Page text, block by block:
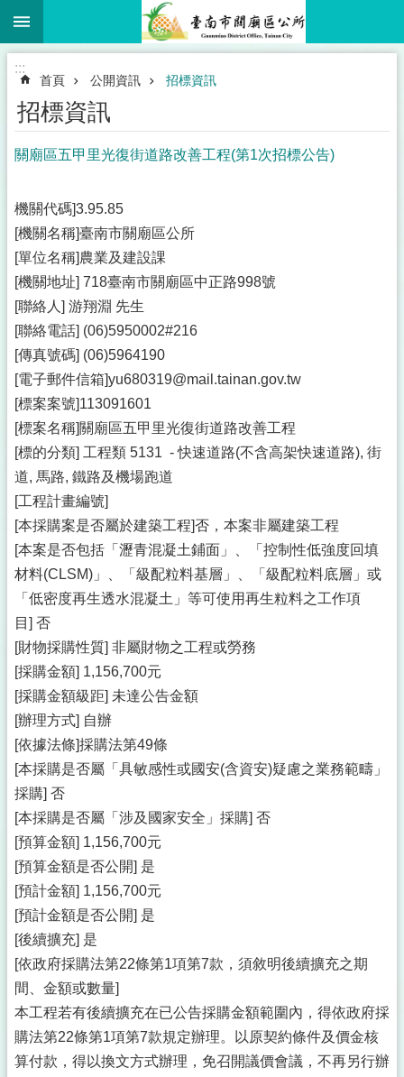
跳到主要內容區塊
:::
首頁 公開資訊 招標資訊
招標資訊
關廟區五甲里光復街道路改善工程(第1次招標公告)
機關代碼]3.95.85
[機關名稱]臺南市關廟區公所
[單位名稱]農業及建設課
[機關地址] 718臺南市關廟區中正路998號
[聯絡人] 游翔淵 先生
[聯絡電話] (06)5950002#216
[傳真號碼] (06)5964190
[電子郵件信箱]yu680319@mail.tainan.gov.tw
[標案案號]113091601
[標案名稱]關廟區五甲里光復街道路改善工程
[標的分類] 工程類 5131 - 快速道路(不含高架快速道路), 街
道, 馬路, 鐵路及機場跑道
[工程計畫編號]
[本採購案是否屬於建築工程]否，本案非屬建築工程
[本案是否包括「瀝青混凝土鋪面」、「控制性低強度回填
材料(CLSM)」、「級配粒料基層」、「級配粒料底層」或
「低密度再生透水混凝土」等可使用再生粒料之工作項
目] 否
[財物採購性質] 非屬財物之工程或勞務
[採購金額] 1,156,700元
[採購金額級距] 未達公告金額
[辦理方式] 自辦
[依據法條]採購法第49條
[本採購是否屬「具敏感性或國安(含資安)疑慮之業務範疇」
採購] 否
[本採購是否屬「涉及國家安全」採購] 否
[預算金額] 1,156,700元
[預算金額是否公開] 是
[預計金額] 1,156,700元
[預計金額是否公開] 是
[後續擴充] 是
[依政府採購法第22條第1項第7款，須敘明後續擴充之期
間、金額或數量]
本工程若有後續擴充在已公告採購金額範圍內，得依政府採
購法第22條第1項第7款規定辦理。以原契約條件及價金核
算付款，得以換文方式辦理，免召開議價會議，不再另行辦